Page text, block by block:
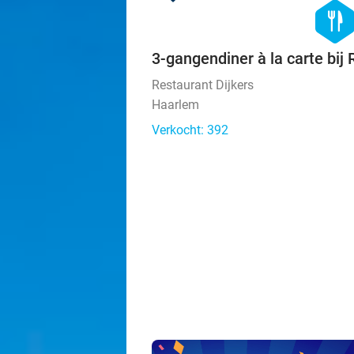
hexagon
food
3-gangendiner à la carte bij
Restaurant Dijkers
Haarlem
Verkocht: 392